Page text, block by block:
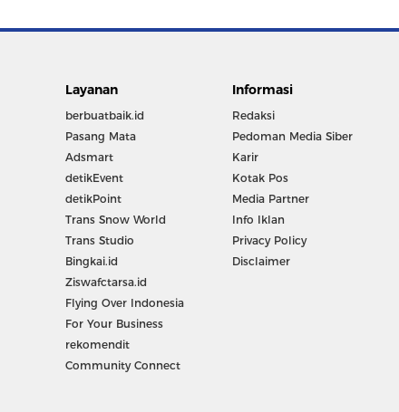
Layanan
berbuatbaik.id
Pasang Mata
Adsmart
detikEvent
detikPoint
Trans Snow World
Trans Studio
Bingkai.id
Ziswafctarsa.id
Flying Over Indonesia
For Your Business
rekomendit
Community Connect
Informasi
Redaksi
Pedoman Media Siber
Karir
Kotak Pos
Media Partner
Info Iklan
Privacy Policy
Disclaimer